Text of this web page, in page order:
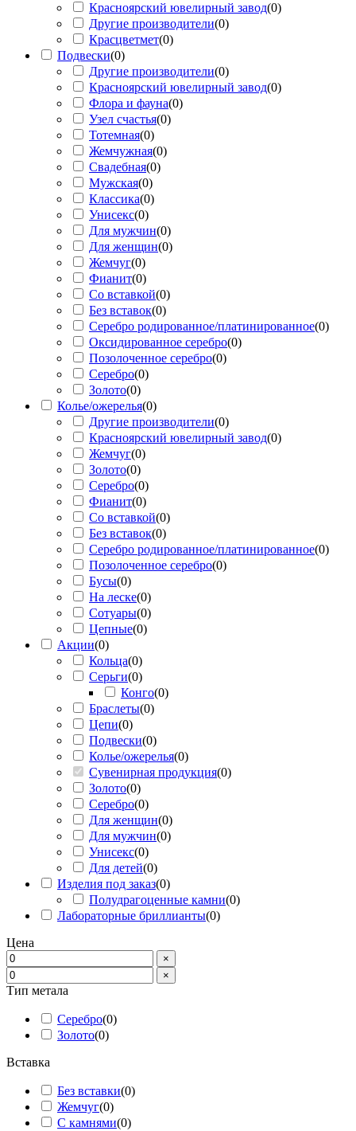
Красноярский ювелирный завод(0)
Другие производители(0)
Красцветмет(0)
Подвески(0)
Другие производители(0)
Красноярский ювелирный завод(0)
Флора и фауна(0)
Узел счастья(0)
Тотемная(0)
Жемчужная(0)
Свадебная(0)
Мужская(0)
Классика(0)
Унисекс(0)
Для мужчин(0)
Для женщин(0)
Жемчуг(0)
Фианит(0)
Со вставкой(0)
Без вставок(0)
Серебро родированное/платинированное(0)
Оксидированное серебро(0)
Позолоченное серебро(0)
Серебро(0)
Золото(0)
Колье/ожерелья(0)
Другие производители(0)
Красноярский ювелирный завод(0)
Жемчуг(0)
Золото(0)
Серебро(0)
Фианит(0)
Со вставкой(0)
Без вставок(0)
Серебро родированное/платинированное(0)
Позолоченное серебро(0)
Бусы(0)
На леске(0)
Сотуары(0)
Цепные(0)
Акции(0)
Кольца(0)
Серьги(0)
Конго(0)
Браслеты(0)
Цепи(0)
Подвески(0)
Колье/ожерелья(0)
Сувенирная продукция(0)
Золото(0)
Серебро(0)
Для женщин(0)
Для мужчин(0)
Унисекс(0)
Для детей(0)
Изделия под заказ(0)
Полудрагоценные камни(0)
Лабораторные бриллианты(0)
Цена
×
×
Тип метала
Серебро(0)
Золото(0)
Вставка
Без вставки(0)
Жемчуг(0)
С камнями(0)